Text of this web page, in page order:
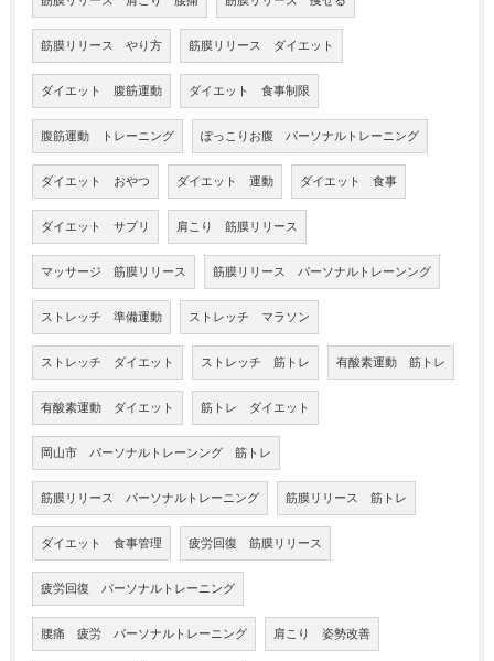
筋膜リリース やり方 筋膜リリース ダイエット
ダイエット 腹筋運動 ダイエット 食事制限
腹筋運動 トレーニング ぽっこりお腹 パーソナルトレーニング
ダイエット おやつ ダイエット 運動 ダイエット 食事
ダイエット サプリ 肩こり 筋膜リリース
マッサージ 筋膜リリース 筋膜リリース パーソナルトレーンング
ストレッチ 準備運動 ストレッチ マラソン
ストレッチ ダイエット ストレッチ 筋トレ 有酸素運動 筋トレ
有酸素運動 ダイエット 筋トレ ダイエット
岡山市 パーソナルトレーンング 筋トレ
筋膜リリース パーソナルトレーニング 筋膜リリース 筋トレ
ダイエット 食事管理 疲労回復 筋膜リリース
疲労回復 パーソナルトレーニング
腰痛 疲労 パーソナルトレーニング 肩こり 姿勢改善